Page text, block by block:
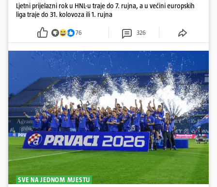
Ljetni prijelazni rok u HNL-u traje do 7. rujna, a u većini europskih
liga traje do 31. kolovoza ili 1. rujna
76 326
SVE NA JEDNOM MJESTU